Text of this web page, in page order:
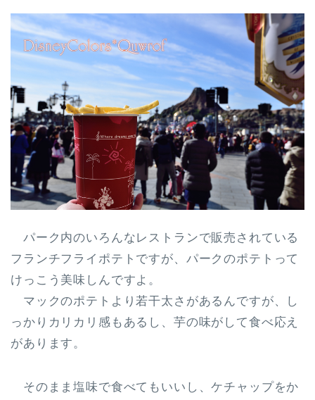
パーク内のいろんなレストランで販売されている
フランチフライポテトですが、パークのポテトって
けっこう美味しんですよ。
マックのポテトより若干太さがあるんですが、し
っかりカリカリ感もあるし、芋の味がして食べ応え
があります。
そのまま塩味で食べてもいいし、ケチャップをか